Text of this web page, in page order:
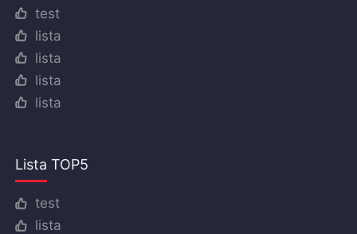
test
lista
lista
lista
lista
Lista TOP5
test
lista